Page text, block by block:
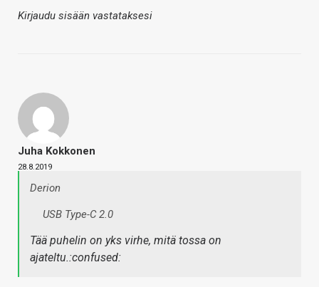
Kirjaudu sisään vastataksesi
Juha Kokkonen
28.8.2019
Derion
USB Type-C 2.0
Tää puhelin on yks virhe, mitä tossa on
ajateltu.:confused: